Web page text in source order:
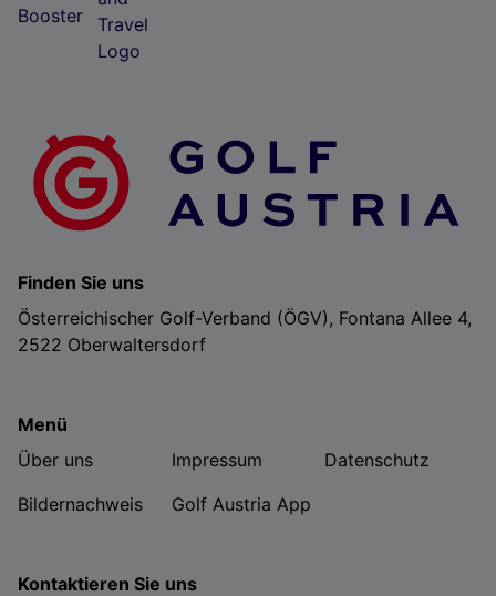
Finden Sie uns
Österreichischer Golf-Verband (ÖGV), Fontana Allee 4,
2522 Oberwaltersdorf
Menü
Über uns
Impressum
Datenschutz
Bildernachweis
Golf Austria App
Kontaktieren Sie uns